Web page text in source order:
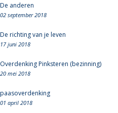
De anderen
02 september 2018
De richting van je leven
17 juni 2018
Overdenking Pinksteren (bezinning)
20 mei 2018
paasoverdenking
01 april 2018